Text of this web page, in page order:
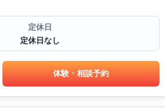
定休日
定休日なし
体験・相談予約